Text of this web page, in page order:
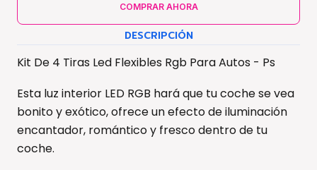
COMPRAR AHORA
DESCRIPCIÓN
Kit De 4 Tiras Led Flexibles Rgb Para Autos - Ps
Esta luz interior LED RGB hará que tu coche se vea
bonito y exótico, ofrece un efecto de iluminación
encantador, romántico y fresco dentro de tu
coche.